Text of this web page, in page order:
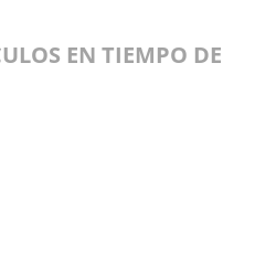
EN TIEMPO DE